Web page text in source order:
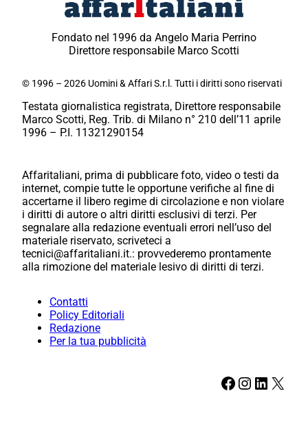
Fondato nel 1996 da Angelo Maria Perrino
Direttore responsabile Marco Scotti
© 1996 – 2026 Uomini & Affari S.r.l. Tutti i diritti sono riservati
Testata giornalistica registrata, Direttore responsabile
Marco Scotti, Reg. Trib. di Milano n° 210 dell’11 aprile
1996 – P.I. 11321290154
Affaritaliani, prima di pubblicare foto, video o testi da
internet, compie tutte le opportune verifiche al fine di
accertarne il libero regime di circolazione e non violare
i diritti di autore o altri diritti esclusivi di terzi. Per
segnalare alla redazione eventuali errori nell’uso del
materiale riservato, scriveteci a
tecnici@affaritaliani.it.: provvederemo prontamente
alla rimozione del materiale lesivo di diritti di terzi.
Contatti
Policy Editoriali
Redazione
Per la tua pubblicità
Facebook Instagram LinkedIn X